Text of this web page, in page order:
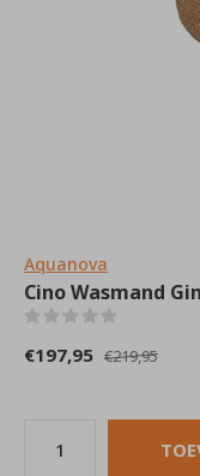
Aquanova
Cino Wasmand
€197,95 €219,95